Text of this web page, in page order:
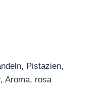
Pistazien,
Aroma, rosa